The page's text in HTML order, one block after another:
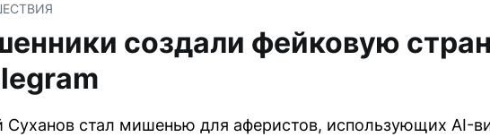
создали фейковую
Суханов стал мишенью для аферистов, использующих AI-